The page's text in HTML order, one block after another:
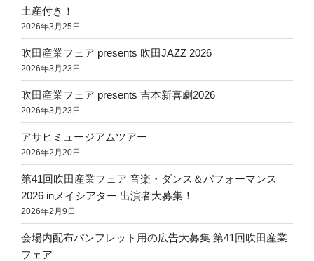
土産付き！
2026年3月25日
吹田産業フェア presents 吹田JAZZ 2026
2026年3月23日
吹田産業フェア presents 吉本新喜劇2026
2026年3月23日
アサヒミュージアムツアー
2026年2月20日
第41回吹田産業フェア 音楽・ダンス＆パフォーマンス
2026 inメイシアター 出演者大募集！
2026年2月9日
会場内配布パンフレット用の広告大募集 第41回吹田産業
フェア